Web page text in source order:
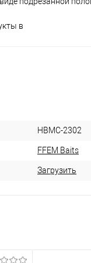
в
HBMC-2302
FFEM Baits
Загрузить